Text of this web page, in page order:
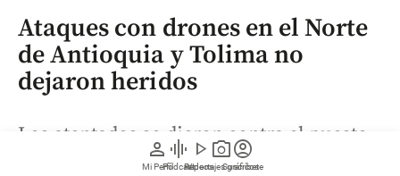
person
Mi Perfil
graphic_eq
Pódcast
play_arrow
Videos
photo_camera
Reportajes gráficos
account_circle
Suscríbete
Ataques con drones en el Norte
de Antioquia y Tolima no
dejaron heridos
Los atentados se dieron contra el puesto
policial de Porce III en Guadalupe,